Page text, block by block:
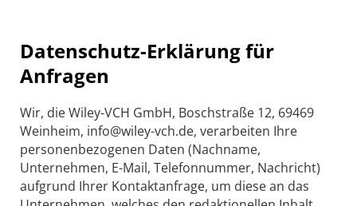
Datenschutz-Erklärung für
Anfragen
Wir, die Wiley-VCH GmbH, Boschstraße 12, 69469
Weinheim, info@wiley-vch.de, verarbeiten Ihre
personenbezogenen Daten (Nachname,
Unternehmen, E-Mail, Telefonnummer, Nachricht)
aufgrund Ihrer Kontaktanfrage, um diese an das